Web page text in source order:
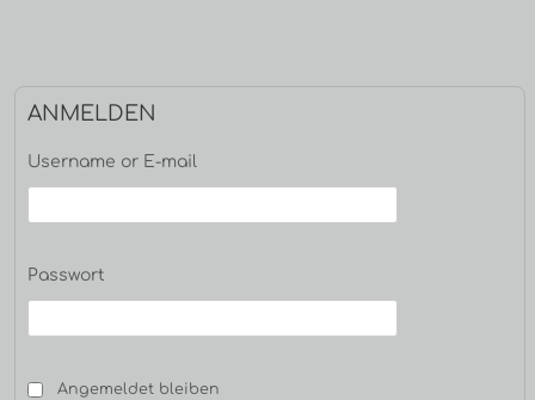
Haupt-
Seitenleiste
ANMELDEN
Username or E-mail
Passwort
Angemeldet bleiben